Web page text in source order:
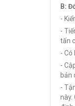
B:
-
-
tấn
- Có
-
bản
-
này.